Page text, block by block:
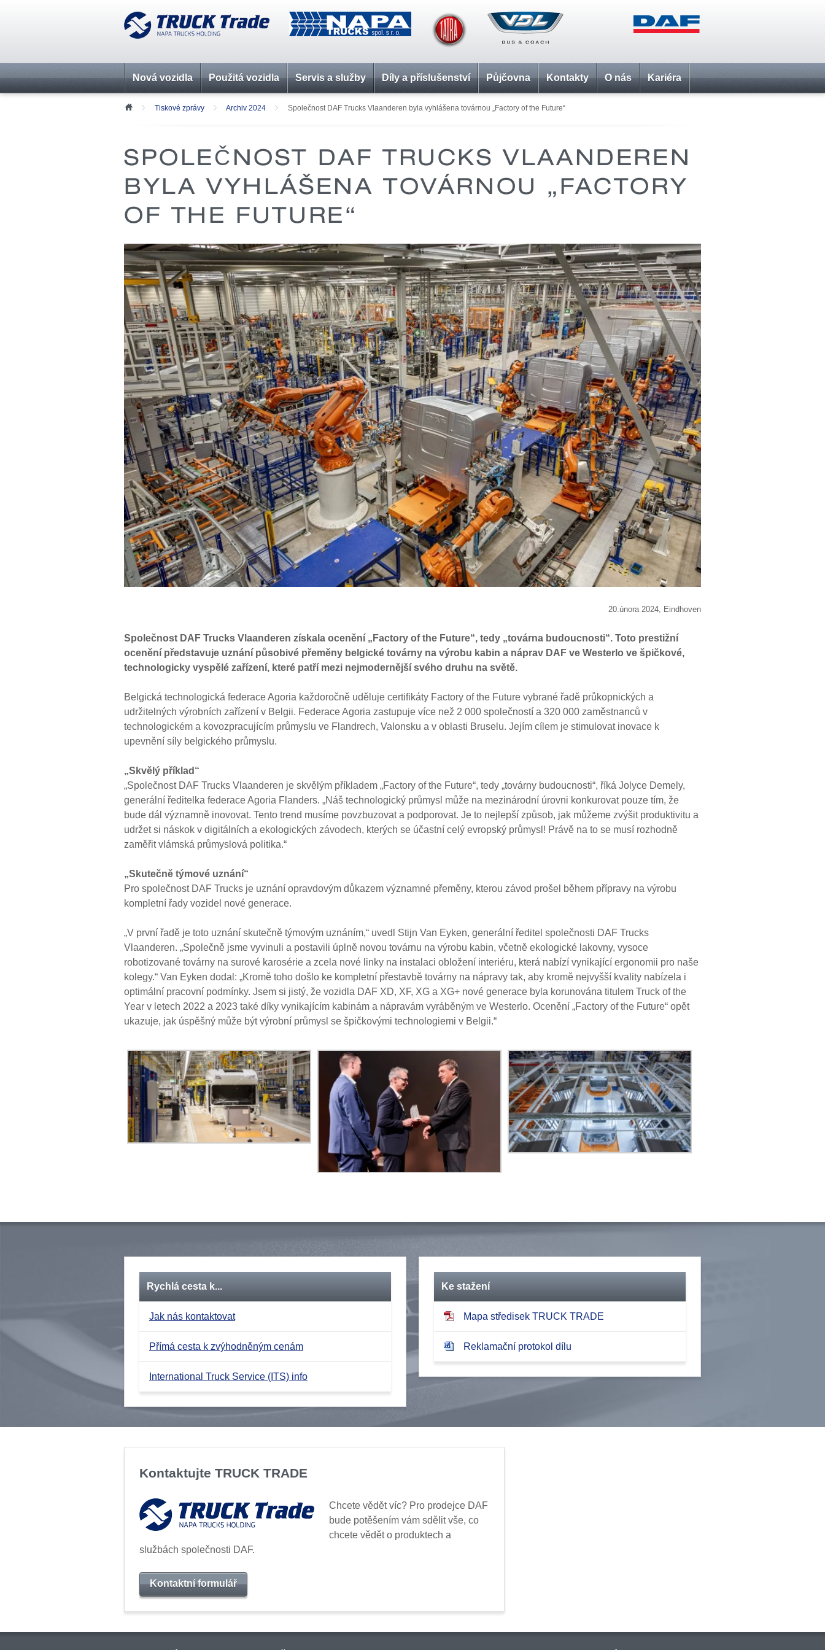
Nová vozidla Použitá vozidla Servis a služby Díly a příslušenství Půjčovna Kontakty O nás Kariéra
Tiskové zprávy Archiv 2024 Společnost DAF Trucks Vlaanderen byla vyhlášena továrnou „Factory of the Future“
SPOLEČNOST DAF TRUCKS VLAANDEREN
BYLA VYHLÁŠENA TOVÁRNOU „FACTORY
OF THE FUTURE“
20.února 2024, Eindhoven
Společnost DAF Trucks Vlaanderen získala ocenění „Factory of the Future“, tedy „továrna budoucnosti“. Toto prestižní
ocenění představuje uznání působivé přeměny belgické továrny na výrobu kabin a náprav DAF ve Westerlo ve špičkové,
technologicky vyspělé zařízení, které patří mezi nejmodernější svého druhu na světě.
Belgická technologická federace Agoria každoročně uděluje certifikáty Factory of the Future vybrané řadě průkopnických a
udržitelných výrobních zařízení v Belgii. Federace Agoria zastupuje více než 2 000 společností a 320 000 zaměstnanců v
technologickém a kovozpracujícím průmyslu ve Flandrech, Valonsku a v oblasti Bruselu. Jejím cílem je stimulovat inovace k
upevnění síly belgického průmyslu.
„Skvělý příklad“
„Společnost DAF Trucks Vlaanderen je skvělým příkladem „Factory of the Future“, tedy „továrny budoucnosti“, říká Jolyce Demely,
generální ředitelka federace Agoria Flanders. „Náš technologický průmysl může na mezinárodní úrovni konkurovat pouze tím, že
bude dál významně inovovat. Tento trend musíme povzbuzovat a podporovat. Je to nejlepší způsob, jak můžeme zvýšit produktivitu a
udržet si náskok v digitálních a ekologických závodech, kterých se účastní celý evropský průmysl! Právě na to se musí rozhodně
zaměřit vlámská průmyslová politika.“
„Skutečně týmové uznání“
Pro společnost DAF Trucks je uznání opravdovým důkazem významné přeměny, kterou závod prošel během přípravy na výrobu
kompletní řady vozidel nové generace.
„V první řadě je toto uznání skutečně týmovým uznáním,“ uvedl Stijn Van Eyken, generální ředitel společnosti DAF Trucks
Vlaanderen. „Společně jsme vyvinuli a postavili úplně novou továrnu na výrobu kabin, včetně ekologické lakovny, vysoce
robotizované továrny na surové karosérie a zcela nové linky na instalaci obložení interiéru, která nabízí vynikající ergonomii pro naše
kolegy.“ Van Eyken dodal: „Kromě toho došlo ke kompletní přestavbě továrny na nápravy tak, aby kromě nejvyšší kvality nabízela i
optimální pracovní podmínky. Jsem si jistý, že vozidla DAF XD, XF, XG a XG+ nové generace byla korunována titulem Truck of the
Year v letech 2022 a 2023 také díky vynikajícím kabinám a nápravám vyráběným ve Westerlo. Ocenění „Factory of the Future“ opět
ukazuje, jak úspěšný může být výrobní průmysl se špičkovými technologiemi v Belgii.“
Rychlá cesta k...
Jak nás kontaktovat
Přímá cesta k zvýhodněným cenám
International Truck Service (ITS) info
Ke stažení
Mapa středisek TRUCK TRADE
Reklamační protokol dílu
Kontaktujte TRUCK TRADE
Chcete vědět víc? Pro prodejce DAF
bude potěšením vám sdělit vše, co
chcete vědět o produktech a
službách společnosti DAF.
Kontaktní formulář